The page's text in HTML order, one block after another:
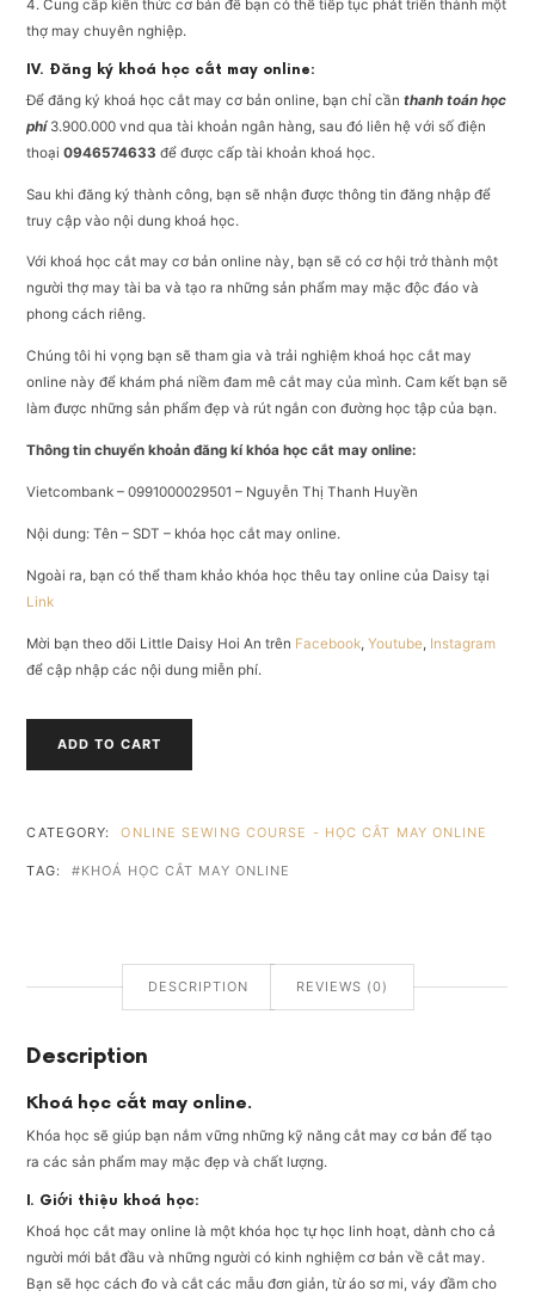
4. Cung cấp kiến thức cơ bản để bạn có thể tiếp tục phát triển thành một
thợ may chuyên nghiệp.
IV. Đăng ký khoá học cắt may online:
Để đăng ký khoá học cắt may cơ bản online, bạn chỉ cầnthanh toán học
phí3.900.000 vnd qua tài khoản ngân hàng, sau đó liên hệ với số điện
thoại0946574633 để được cấp tài khoản khoá học.
Sau khi đăng ký thành công, bạn sẽ nhận được thông tin đăng nhập để
truy cập vào nội dung khoá học.
Với khoá học cắt may cơ bản online này, bạn sẽ có cơ hội trở thành một
người thợ may tài ba và tạo ra những sản phẩm may mặc độc đáo và
phong cách riêng.
Chúng tôi hi vọng bạn sẽ tham gia và trải nghiệm khoá học cắt may
online này để khám phá niềm đam mê cắt may của mình. Cam kết bạn sẽ
làm được những sản phẩm đẹp và rút ngắn con đường học tập của bạn.
Thông tin chuyển khoản đăng kí khóa học cắt may online:
Vietcombank – 0991000029501 – Nguyễn Thị Thanh Huyền
Nội dung: Tên – SDT – khóa học cắt may online.
Ngoài ra, bạn có thể tham khảo khóa học thêu tay online của Daisy tại
Link
Mời bạn theo dõi Little Daisy Hoi An trên Facebook ,Youtube Instagram
để cập nhập các nội dung miễn phí.
HỌC
BẢN
ADD TO CART
CATEGORY: ONLINE SEWING COURSE - HỌC CẮT MAY ONLINE
TAG: KHOÁ HỌC CẮT MAY ONLINE
DESCRIPTION REVIEWS (0)
Description
Khoá học cắt may online.
Khóa học sẽ giúp bạn nắm vững những kỹ năng cắt may cơ bản để tạo
ra các sản phẩm may mặc đẹp và chất lượng.
I. Giới thiệu khoá học:
Khoá học cắt may online là một khóa học tự học linh hoạt, dành cho cả
người mới bắt đầu và những người có kinh nghiệm cơ bản về cắt may.
Bạn sẽ học cách đo và cắt các mẫu đơn giản, từ áo sơ mi, váy đầm cho